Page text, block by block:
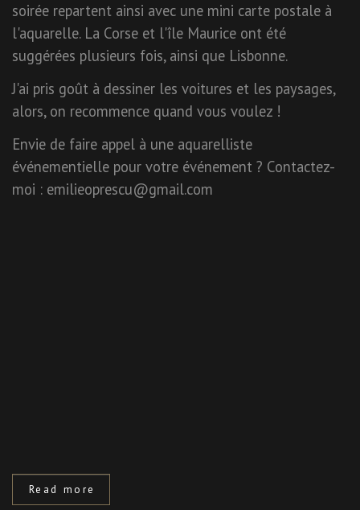
soirée repartent ainsi avec une mini carte postale à
l'aquarelle. La Corse et l'île Maurice ont été
suggérées plusieurs fois, ainsi que Lisbonne.
J'ai pris goût à dessiner les voitures et les paysages,
alors, on recommence quand vous voulez !
Envie de faire appel à une aquarelliste
événementielle pour votre événement ? Contactez-
moi : emilieoprescu@gmail.com
Read more